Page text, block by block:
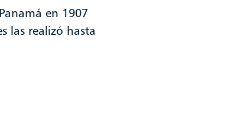
en 1907
las realizó hasta